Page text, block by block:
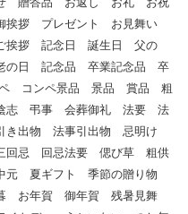
拶 プレゼント お見舞い
挨拶 記念日 誕生日 父の
の日 記念品 卒業記念品 卒
ペ コンペ景品 景品 賞品 粗
志 弔事 会葬御礼 法要 法
き出物 法事引出物 忌明け
回忌 回忌法要 偲び草 粗供
夏ギフト 季節の贈り物
お年賀 御年賀 残暑見舞